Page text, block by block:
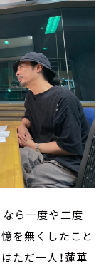
ら一度や二度
を無くしたこと
ただ一人！蓮華